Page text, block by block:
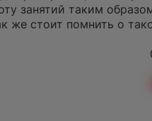
занятий таким
же стоит помнить о